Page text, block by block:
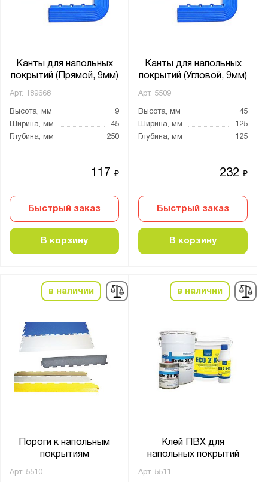
Канты для напольных
покрытий (Прямой, 9мм)
Арт. 189668
Высота, мм
9
Ширина, мм
45
Глубина, мм
250
117₽
Быстрый заказ
В корзину
Канты для напольных
покрытий (Угловой, 9мм)
Арт. 5509
Высота, мм
45
Ширина, мм
125
Глубина, мм
125
232₽
Быстрый заказ
В корзину
в наличии
Пороги к напольным
покрытиям
Арт. 5510
в наличии
Клей ПВХ для
напольных покрытий
Арт. 5511
до
от до
Толщина:
Муар металлик (RAL 9005)
Производитель:
ПластФактор